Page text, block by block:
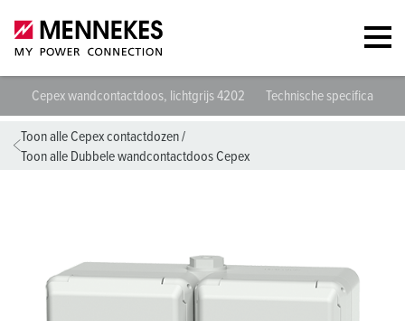
Cepex wandcontactdoos, lichtgrijs 4202 Technische specificaties
Toon alle Cepex contactdozen/
Toon alle Dubbele wandcontactdoos Cepex